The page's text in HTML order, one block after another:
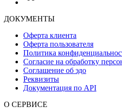
ДОКУМЕНТЫ
Оферта клиента
Оферта пользователя
Политика
Согласие на обработку
Соглашение об эдо
Реквизиты
Документация по API
О СЕРВИСЕ